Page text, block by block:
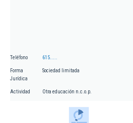
Teléfono 615.....
Forma
Jurídica
Sociedad limitada
Actividad Otra educación n.c.o.p.